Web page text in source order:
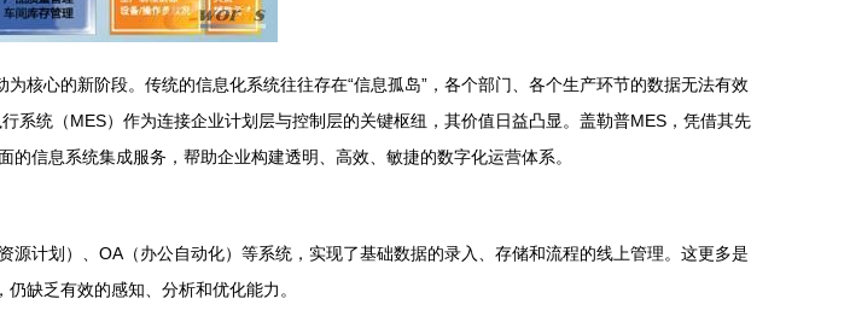
核心的新阶段。传统的信息化系统往往存在“信息孤岛”，各个部门、各个生产环节的数据无法有效
统（MES）作为连接企业计划层与控制层的关键枢纽，其价值日益凸显。盖勒普MES，凭借其先
信息系统集成服务，帮助企业构建透明、高效、敏捷的数字化运营体系。
计划）、OA（办公自动化）等系统，实现了基础数据的录入、存储和流程的线上管理。这更多是
缺乏有效的感知、分析和优化能力。